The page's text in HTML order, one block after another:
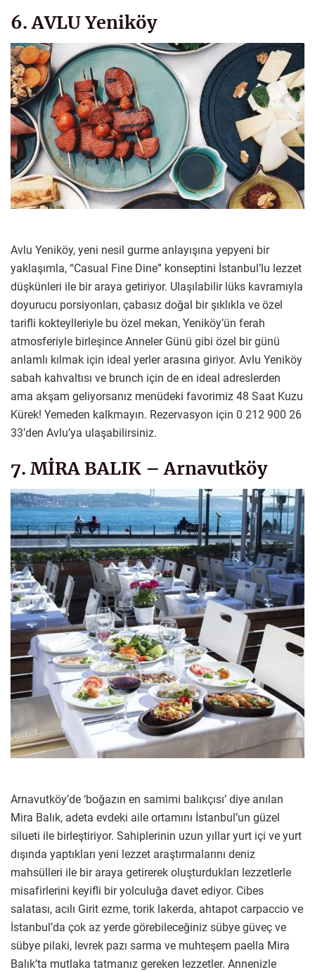
6. AVLU Yeniköy
Avlu Yeniköy, yeni nesil gurme anlayışına yepyeni bir
yaklaşımla, “Casual Fine Dine” konseptini İstanbul’lu lezzet
düşkünleri ile bir araya getiriyor. Ulaşılabilir lüks kavramıyla
doyurucu porsiyonları, çabasız doğal bir şıklıkla ve özel
tarifli kokteylleriyle bu özel mekan, Yeniköy’ün ferah
atmosferiyle birleşince Anneler Günü gibi özel bir günü
anlamlı kılmak için ideal yerler arasına giriyor. Avlu Yeniköy
sabah kahvaltısı ve brunch için de en ideal adreslerden
ama akşam geliyorsanız menüdeki favorimiz 48 Saat Kuzu
Kürek! Yemeden kalkmayın. Rezervasyon için 0 212 900 26
33’den Avlu’ya ulaşabilirsiniz.
7. MİRA BALIK – Arnavutköy
Arnavutköy’de ‘boğazın en samimi balıkçısı’ diye anılan
Mira Balık, adeta evdeki aile ortamını İstanbul’un güzel
silueti ile birleştiriyor. Sahiplerinin uzun yıllar yurt içi ve yurt
dışında yaptıkları yeni lezzet araştırmalarını deniz
mahsülleri ile bir araya getirerek oluşturdukları lezzetlerle
misafirlerini keyifli bir yolculuğa davet ediyor. Cibes
salatası, acılı Girit ezme, torik lakerda, ahtapot carpaccio ve
İstanbul’da çok az yerde görebileceğiniz sübye güveç ve
sübye pilaki, levrek pazı sarma ve muhteşem paella Mira
Balık’ta mutlaka tatmanız gereken lezzetler. Annenizle